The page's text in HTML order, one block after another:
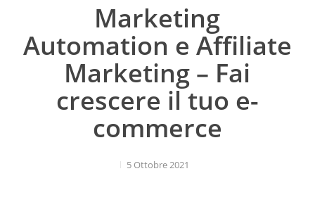
Marketing
Automation e Affiliate
Marketing – Fai
crescere il tuo e-
commerce
5 Ottobre 2021